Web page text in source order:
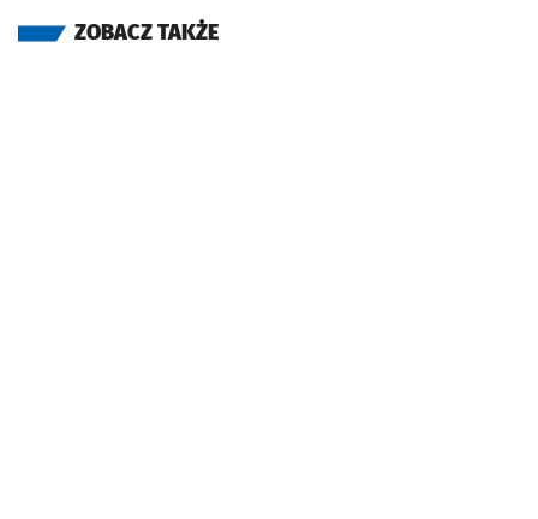
ZOBACZ TAKŻE